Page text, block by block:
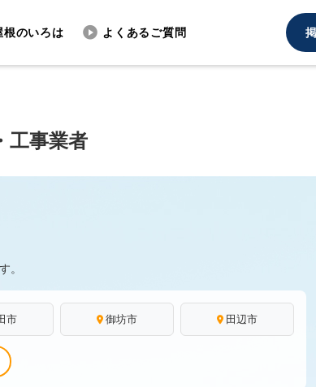
根のいろは よくあるご質問
工事業者
。
市 御坊市 田辺市